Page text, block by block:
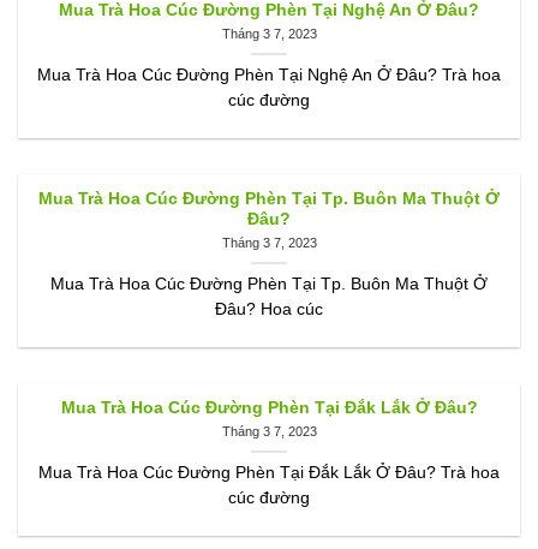
Mua Trà Hoa Cúc Đường Phèn Tại Nghệ An Ở Đâu?
Tháng 3 7, 2023
Mua Trà Hoa Cúc Đường Phèn Tại Nghệ An Ở Đâu? Trà hoa
cúc đường
Mua Trà Hoa Cúc Đường Phèn Tại Tp. Buôn Ma Thuột Ở
Đâu?
Tháng 3 7, 2023
Mua Trà Hoa Cúc Đường Phèn Tại Tp. Buôn Ma Thuột Ở
Đâu? Hoa cúc
Mua Trà Hoa Cúc Đường Phèn Tại Đắk Lắk Ở Đâu?
Tháng 3 7, 2023
Mua Trà Hoa Cúc Đường Phèn Tại Đắk Lắk Ở Đâu? Trà hoa
cúc đường